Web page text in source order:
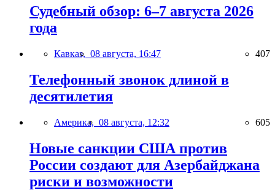
Судебный обзор: 6–7 августа 2026
года
Кавказ, 08 августа, 16:47 407
Телефонный звонок длиной в
десятилетия
Америка, 08 августа, 12:32 605
Новые санкции США против
России создают для Азербайджана
риски и возможности